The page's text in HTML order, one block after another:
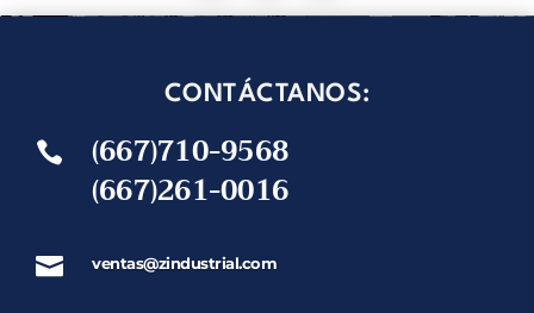
CONTÁCTANOS:

(667)710-9568
(667)261-0016
 ventas@zindustrial.com